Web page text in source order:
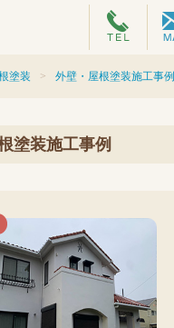
塗装 外壁・屋根塗装施工事例
塗装施工事例